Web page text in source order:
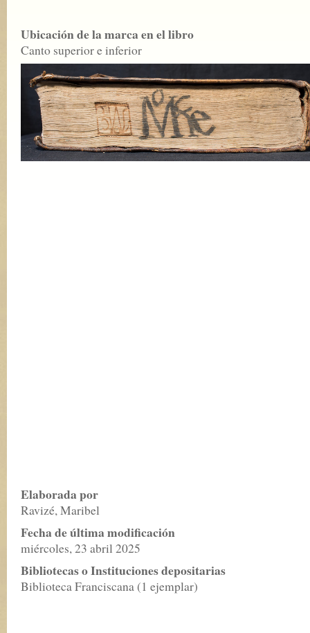
Ubicación de la marca en el libro
Canto superior e inferior
Elaborada por
Ravizé, Maribel
Fecha de última modificación
miércoles, 23 abril 2025
Bibliotecas o Instituciones depositarias
Biblioteca Franciscana (1 ejemplar)